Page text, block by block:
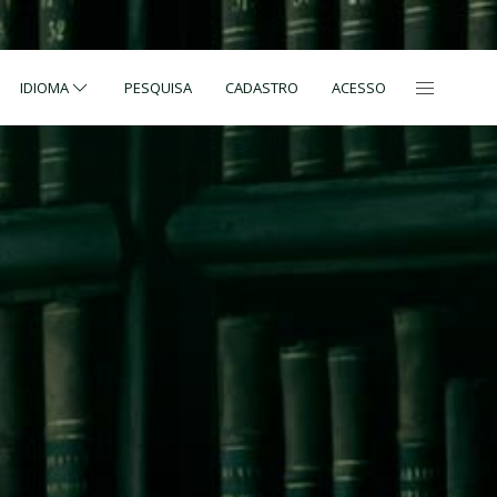
IDIOMA PESQUISA CADASTRO ACESSO